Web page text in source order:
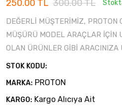
250.00 TL 300.00 TL
DEĞERLİ MÜŞTERİMİZ, PROTON
MÜŞÜRÜ MODEL ARAÇLAR İÇİN
OLAN ÜRÜNLER GİBİ ARACINIZA
STOK KODU:
MARKA: PROTON
KARGO: Kargo Alıcıya Ait